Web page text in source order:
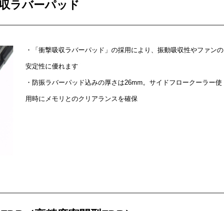
ラバーパッド
・「衝撃吸収ラバーパッド」の採用により、振動吸収性やファンの
安定性に優れます
・防振ラバーパッド込みの厚さは26mm。サイドフロークーラー使
用時にメモリとのクリアランスを確保